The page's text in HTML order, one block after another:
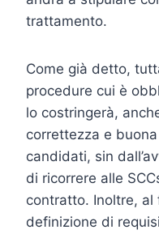
trattamento.
Come già detto,
procedure cui è
lo costringerà,
correttezza e
candidati, sin
di ricorrere alle
contratto. Inoltre,
definizione di